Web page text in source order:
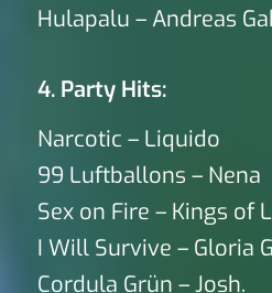
Hulapalu – Andreas
4. Party Hits:
Narcotic – Liquido
99 Luftballons – Nena
Sex on Fire – Kings of
I Will Survive – Gloria
Cordula Grün – Josh.